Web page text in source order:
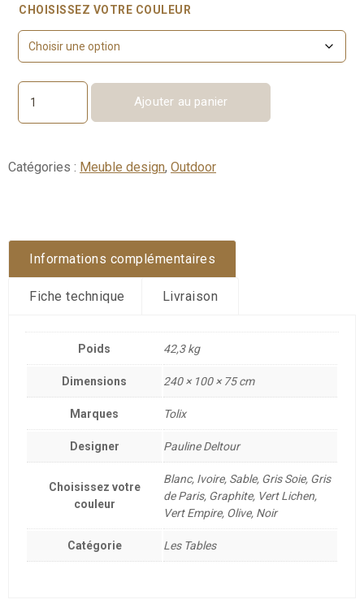
CHOISISSEZ VOTRE COULEUR
quantité
de
10
Ajouter au panier
Catégories : Meuble design, Outdoor
Informations complémentaires
Fiche technique Livraison
Poids 42,3 kg
Dimensions 240 × 100 × 75 cm
Marques Tolix
Designer Pauline Deltour
Choisissez votre
couleur
Blanc, Ivoire, Sable, Gris Soie, Gris
de Paris, Graphite, Vert Lichen,
Vert Empire, Olive, Noir
Catégorie Les Tables